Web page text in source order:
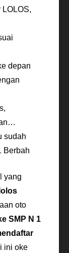
LOLOS,
depan
sudah
Berbah
yang
oto
SMP N 1
ini oke